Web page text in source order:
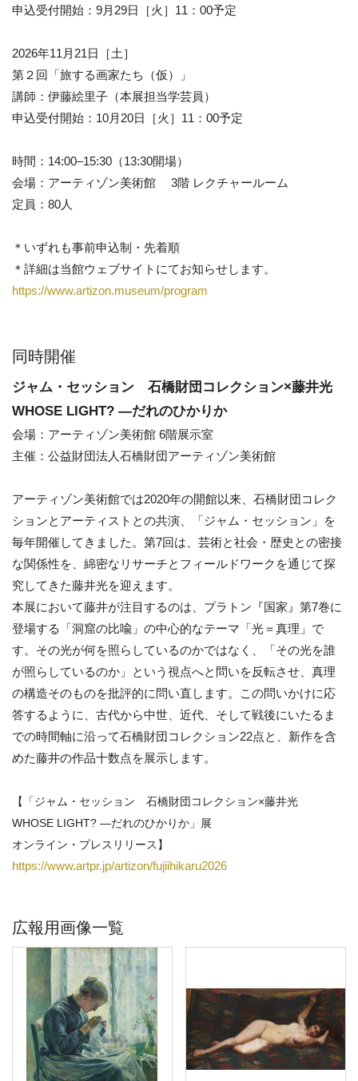
申込受付開始：9月29日［火］11：00予定
2026年11月21日［土］
第２回「旅する画家たち（仮）」
講師：伊藤絵里子（本展担当学芸員）
申込受付開始：10月20日［火］11：00予定
時間：14:00–15:30（13:30開場）
会場：アーティゾン美術館 3階 レクチャールーム
定員：80人
＊いずれも事前申込制・先着順
＊詳細は当館ウェブサイトにてお知らせします。
https://www.artizon.museum/program
同時開催
ジャム・セッション 石橋財団コレクション×藤井光
WHOSE LIGHT? —だれのひかりか
会場：アーティゾン美術館 6階展示室
主催：公益財団法人石橋財団アーティゾン美術館
アーティゾン美術館では2020年の開館以来、石橋財団コレク
ションとアーティストとの共演、「ジャム・セッション」を
毎年開催してきました。第7回は、芸術と社会・歴史との密接
な関係性を、綿密なリサーチとフィールドワークを通じて探
究してきた藤井光を迎えます。
本展において藤井が注目するのは、プラトン『国家』第7巻に
登場する「洞窟の比喩」の中心的なテーマ「光＝真理」で
す。その光が何を照らしているのかではなく、「その光を誰
が照らしているのか」という視点へと問いを反転させ、真理
の構造そのものを批評的に問い直します。この問いかけに応
答するように、古代から中世、近代、そして戦後にいたるま
での時間軸に沿って石橋財団コレクション22点と、新作を含
めた藤井の作品十数点を展示します。
【「ジャム・セッション 石橋財団コレクション×藤井光
WHOSE LIGHT? —だれのひかりか」展
オンライン・プレスリリース】
https://www.artpr.jp/artizon/fujiihikaru2026
広報用画像一覧